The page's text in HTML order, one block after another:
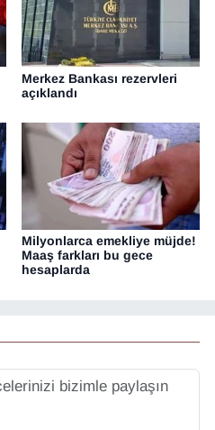
Merkez Bankası rezervleri
açıklandı
Milyonlarca emekliye müjde!
Maaş farkları bu gece
hesaplarda